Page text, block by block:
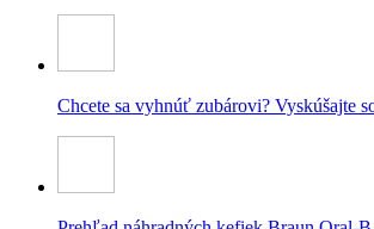
Chcete sa vyhnúť zubárovi? Vyskúšajte